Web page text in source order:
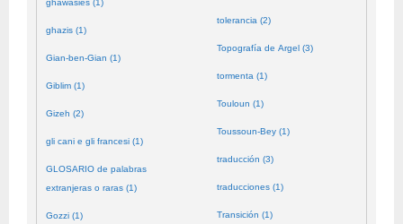
ghawasies (1)
ghazis (1)
Gian-ben-Gian (1)
Giblim (1)
Gizeh (2)
gli cani e gli francesi (1)
GLOSARIO de palabras
extranjeras o raras (1)
Gozzi (1)
tolerancia (2)
Topografía de Argel (3)
tormenta (1)
Touloun (1)
Toussoun-Bey (1)
traducción (3)
traducciones (1)
Transición (1)